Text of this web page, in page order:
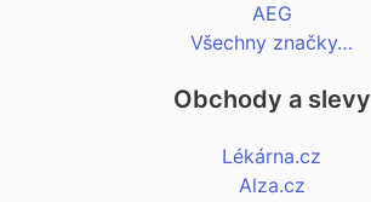
AEG
Všechny značky…
Obchody a slevy
Lékárna.cz
Alza.cz